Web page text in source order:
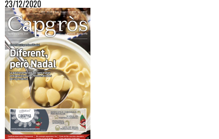
23/12/2020